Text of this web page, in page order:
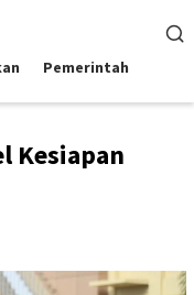
Pemerintah
Kesiapan